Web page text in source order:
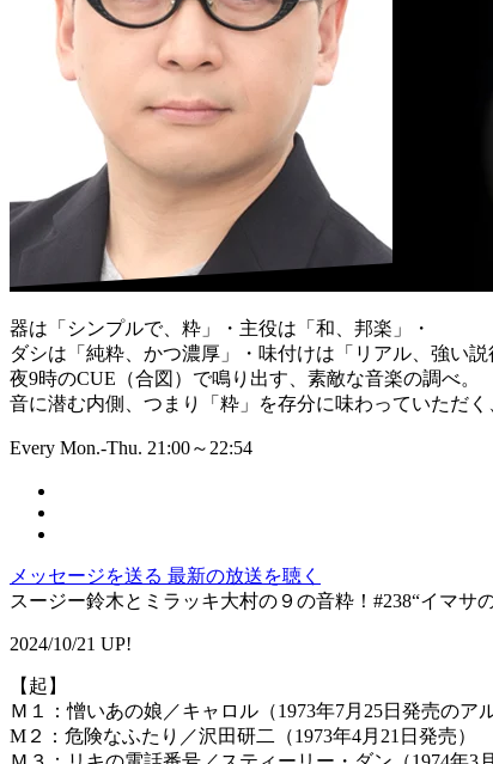
器は「シンプルで、粋」・主役は「和、邦楽」・
ダシは「純粋、かつ濃厚」・味付けは「リアル、強い説
夜9時のCUE（合図）で鳴り出す、素敵な音楽の調べ。
音に潜む内側、つまり「粋」を存分に味わっていただ
Every Mon.-Thu. 21:00～22:54
メッセージを送る 最新の放送を聴く
スージー鈴木とミラッキ大村の９の音粋！#238“イマサ
2024/10/21 UP!
【起】
Ｍ１：憎いあの娘／キャロル（1973年7月25日発売のア
M２：危険なふたり／沢田研二（1973年4月21日発売）